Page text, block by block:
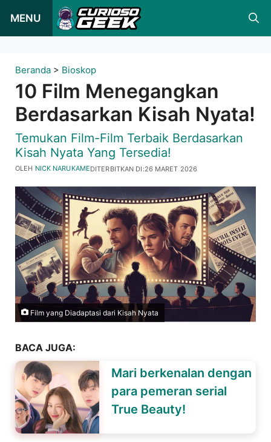
ke
MENU
Beranda > Bioskop
10 Film Menegangkan
Berdasarkan Kisah Nyata!
Temukan Film-Film Terbaik Berdasarkan
Kisah Nyata Yang Tersedia!
DITERBITKAN DI:26 MARET 2026
OLEH NICK NARUKAME
Film yang Diadaptasi dari Kisah Nyata
BACA JUGA:
Mari berkenalan dengan
para pemeran serial
True Beauty!